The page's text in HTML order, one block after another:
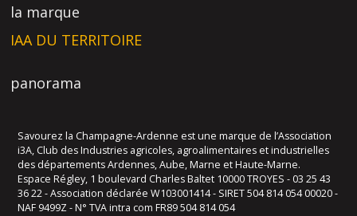
la marque
IAA DU TERRITOIRE
panorama
Savourez la Champagne-Ardenne est une marque de l’Association
i3A, Club des Industries agricoles, agroalimentaires et industrielles
des départements Ardennes, Aube, Marne et Haute-Marne.
Espace Régley, 1 boulevard Charles Baltet 10000 TROYES - 03 25 43
36 22 - Association déclarée W103001414 - SIRET 504 814 054 00020 -
NAF 9499Z - N° TVA intra com FR89 504 814 054